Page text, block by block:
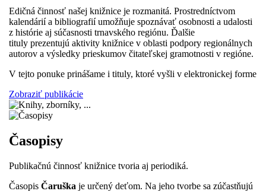
Edičná činnosť našej knižnice je rozmanitá. Prostredníctvom
kalendárií a bibliografií umožňuje spoznávať osobnosti a udalosti
z histórie aj súčasnosti trnavského regiónu. Ďalšie
tituly prezentujú aktivity knižnice v oblasti podpory regionálnych
autorov a výsledky prieskumov čitateľskej gramotnosti v regióne.
V tejto ponuke prinášame i tituly, ktoré vyšli v elektronickej forme
Zobraziť publikácie
Časopisy
Publikačnú činnosť knižnice tvoria aj periodiká.
Časopis Čaruška je určený deťom. Na jeho tvorbe sa zúčastňujú